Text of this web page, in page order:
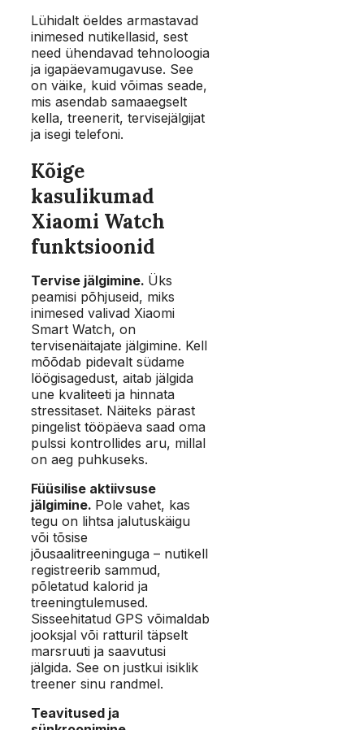
Lühidalt öeldes armastavad
inimesed nutikellasid, sest
need ühendavad tehnoloogia
ja igapäevamugavuse. See
on väike, kuid võimas seade,
mis asendab samaaegselt
kella, treenerit, tervisejälgijat
ja isegi telefoni.
Kõige
kasulikumad
Xiaomi Watch
funktsioonid
Tervise jälgimine. Üks
peamisi põhjuseid, miks
inimesed valivad Xiaomi
Smart Watch, on
tervisenäitajate jälgimine. Kell
mõõdab pidevalt südame
löögisagedust, aitab jälgida
une kvaliteeti ja hinnata
stressitaset. Näiteks pärast
pingelist tööpäeva saad oma
pulssi kontrollides aru, millal
on aeg puhkuseks.
Füüsilise aktiivsuse
jälgimine. Pole vahet, kas
tegu on lihtsa jalutuskäigu
või tõsise
jõusaalitreeninguga – nutikell
registreerib sammud,
põletatud kalorid ja
treeningtulemused.
Sisseehitatud GPS võimaldab
jooksjal või ratturil täpselt
marsruuti ja saavutusi
jälgida. See on justkui isiklik
treener sinu randmel.
Teavitused ja